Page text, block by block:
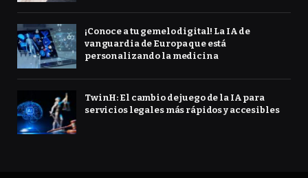
¡Conoce a tu gemelo digital! La IA de
vanguardia de Europa que está
personalizando la medicina
TwinH: El cambio de juego de la IA para
servicios legales más rápidos y accesibles